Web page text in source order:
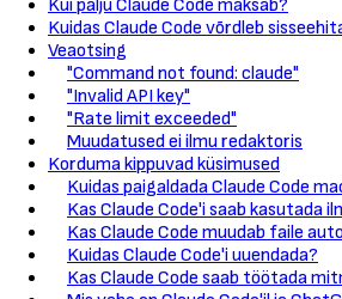
Kui palju Claude Code maksab?
Kuidas Claude Code võrdleb
Veaotsing
"Command not found: claude"
"Invalid API key"
"Rate limit exceeded"
Muudatused ei ilmu redaktoris
Korduma kippuvad küsimused
Kuidas paigaldada Claude Code
Kas Claude Code'i saab kasutada
Kas Claude Code muudab faile
Kuidas Claude Code'i uuendada?
Kas Claude Code saab töötada